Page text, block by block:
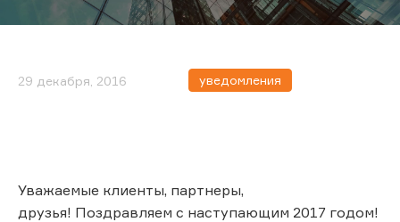
29 декабря, 2016 уведомления
Уважаемые клиенты, партнеры,
друзья! Поздравляем с наступающим 2017 годом!